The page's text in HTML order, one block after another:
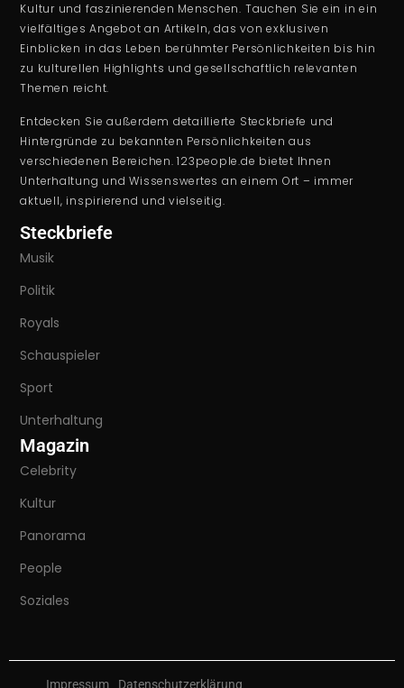
Kultur und faszinierenden Menschen. Tauchen Sie ein in ein
vielfältiges Angebot an Artikeln, das von exklusiven
Einblicken in das Leben berühmter Persönlichkeiten bis hin
zu kulturellen Highlights und gesellschaftlich relevanten
Themen reicht.
Entdecken Sie außerdem detaillierte Steckbriefe und
Hintergründe zu bekannten Persönlichkeiten aus
verschiedenen Bereichen. 123people.de bietet Ihnen
Unterhaltung und Wissenswertes an einem Ort – immer
aktuell, inspirierend und vielseitig.
Steckbriefe
Musik
Politik
Royals
Schauspieler
Sport
Unterhaltung
Magazin
Celebrity
Kultur
Panorama
People
Soziales
Impressum Datenschutzerklärung